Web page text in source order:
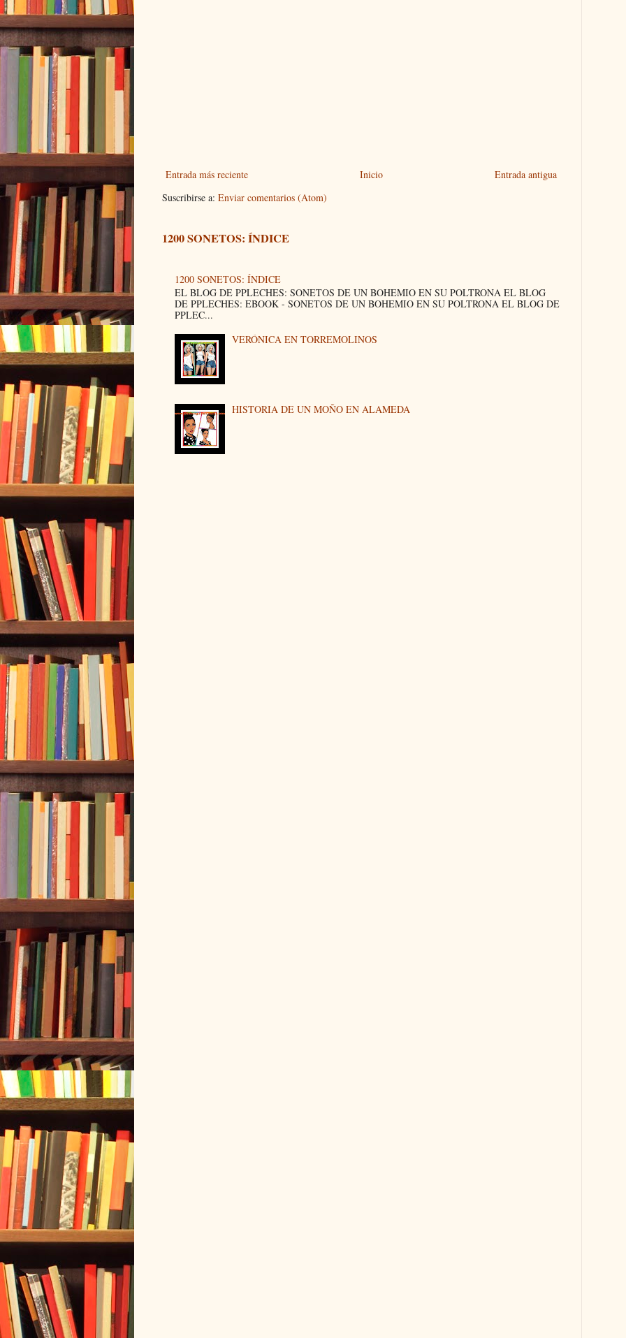
Entrada más reciente Entrada antigua
Inicio
Suscribirse a: Enviar comentarios (Atom)
1200 SONETOS: ÍNDICE
1200 SONETOS: ÍNDICE
EL BLOG DE PPLECHES: SONETOS DE UN BOHEMIO EN SU POLTRONA EL BLOG
DE PPLECHES: EBOOK - SONETOS DE UN BOHEMIO EN SU POLTRONA EL BLOG DE
PPLEC...
VERÓNICA EN TORREMOLINOS
HISTORIA DE UN MOÑO EN ALAMEDA